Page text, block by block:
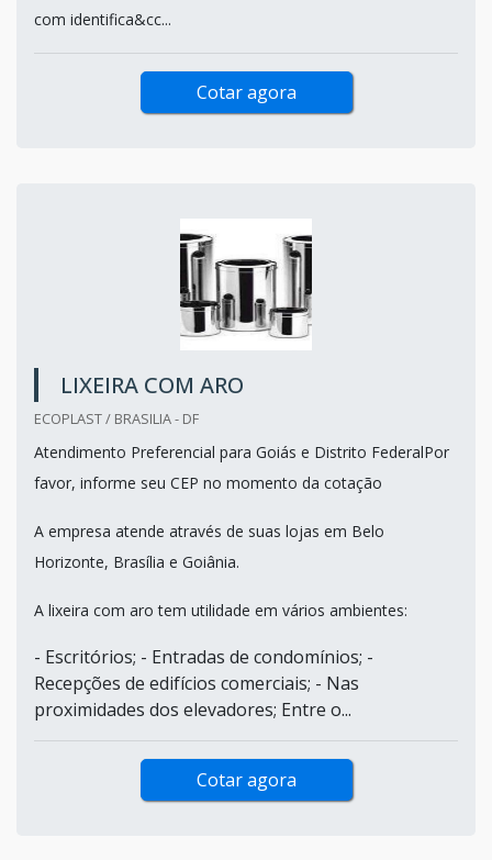
com identifica&cc...
Cotar agora
LIXEIRA COM ARO
ECOPLAST / BRASILIA - DF
Atendimento Preferencial para Goiás e Distrito FederalPor
favor, informe seu CEP no momento da cotação
A empresa atende através de suas lojas em Belo
Horizonte, Brasília e Goiânia.
A lixeira com aro tem utilidade em vários ambientes:
- Escritórios; - Entradas de condomínios; -
Recepções de edifícios comerciais; - Nas
proximidades dos elevadores; Entre o...
Cotar agora